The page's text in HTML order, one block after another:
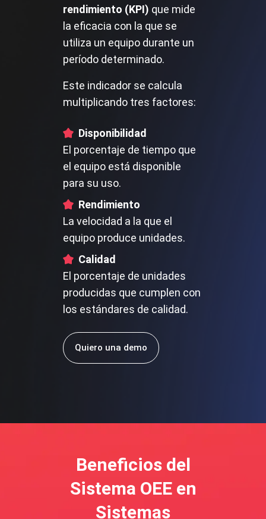
rendimiento (KPI) que mide
la eficacia con la que se
utiliza un equipo durante un
período determinado.
Este indicador se calcula
multiplicando tres factores:
Disponibilidad
El porcentaje de tiempo que
el equipo está disponible
para su uso.
Rendimiento
La velocidad a la que el
equipo produce unidades.
Calidad
El porcentaje de unidades
producidas que cumplen con
los estándares de calidad.
Quiero una demo
Beneficios del
Sistema OEE en
Sistemas